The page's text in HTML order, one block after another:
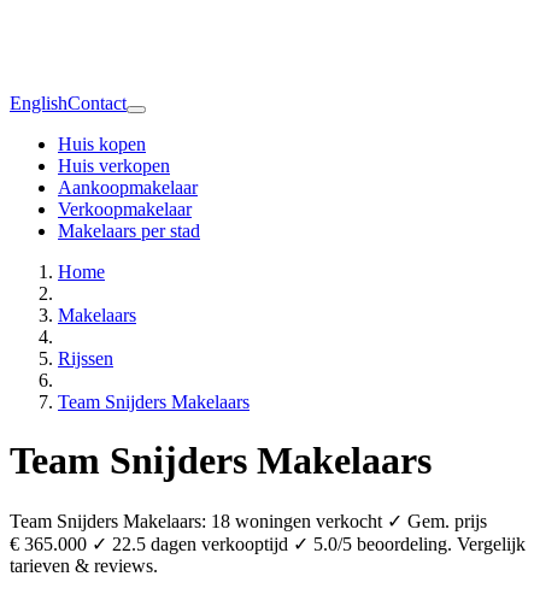
EnglishContact
Huis kopen
Huis verkopen
Aankoopmakelaar
Verkoopmakelaar
Makelaars per stad
Home
Makelaars
Rijssen
Team Snijders Makelaars
Team Snijders Makelaars
Team Snijders Makelaars: 18 woningen verkocht ✓ Gem. prijs
€ 365.000 ✓ 22.5 dagen verkooptijd ✓ 5.0/5 beoordeling. Vergelijk
tarieven & reviews.